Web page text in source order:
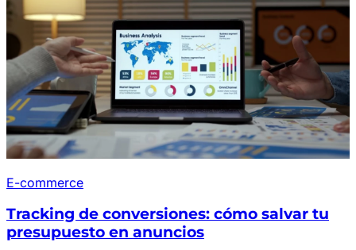
E-commerce
Tracking de conversiones: cómo salvar tu
presupuesto en anuncios